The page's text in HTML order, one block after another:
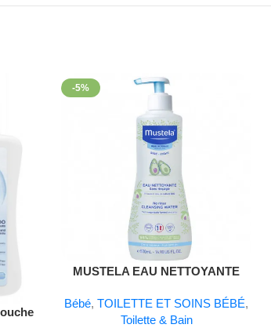
-5%
MUSTELA EAU NETTOYANTE
Bébé,TOILETTE ET SOINS BÉBÉ,
Toilette & Bain